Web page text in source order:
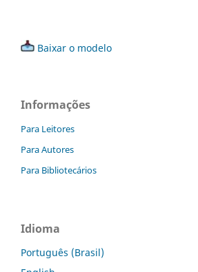
Baixar o modelo
Informações
Para Leitores
Para Autores
Para Bibliotecários
Idioma
Português (Brasil)